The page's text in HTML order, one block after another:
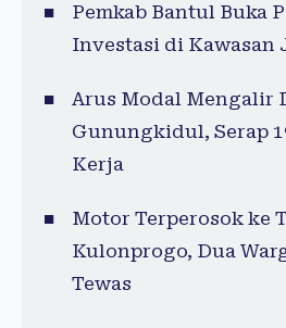
Pemkab Bantul Buka
Investasi di Kawasan
Arus Modal Mengalir
Gunungkidul, Serap
Kerja
Motor Terperosok ke
Kulonprogo, Dua
Tewas